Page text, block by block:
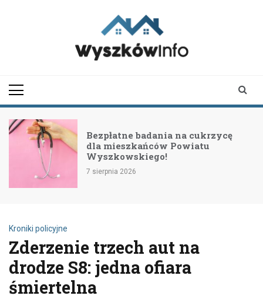
Bezpłatne badania na cukrzycę
dla mieszkańców Powiatu
Wyszkowskiego!
7 sierpnia 2026
Kroniki policyjne
Zderzenie trzech aut na
drodze S8: jedna ofiara
śmiertelna